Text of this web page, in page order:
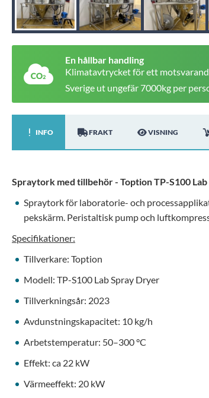
En hållbar handling
Klimatavtrycket för ett
Sverige ut ungefär 7000kg per
INFO FRAKT VISNING
Spraytork med tillbehör - Toption TP-S100
Spraytork för laboratorie- och
pekskärm. Peristaltisk pump och
Specifikationer:
Tillverkare: Toption
Modell: TP-S100 Lab Spray Dryer
Tillverkningsår: 2023
Avdunstningskapacitet: 10 kg/h
Arbetstemperatur: 50–300 °C
Effekt: ca 22 kW
Värmeeffekt: 20 kW